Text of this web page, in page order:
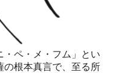
・ペ・メ・フム」とい
の根本真言で、至る所